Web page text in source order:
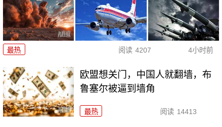
最热 阅读 4207 4小时前
欧盟想关门，中国人就翻墙，布
鲁塞尔被逼到墙角
最热 阅读 14413